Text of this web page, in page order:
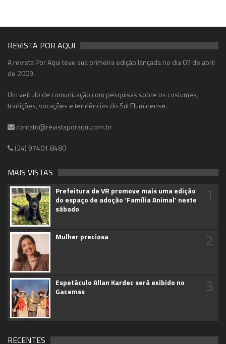
REVISTA POR AQUI
A revista Por Aqui teve sua primeira edição lançada no dia 07 de abril
de 2009.
Um veículo de comunicação com pesquisas sobre os costumes,
tradições, vocações e tendências do Sul Fluminense.
contato@revistaporaqui.com.br
(24) 97401.8480
MAIS VISTAS
Prefeitura de VR promove mais uma edição
do espaço de adoção ‘Família Animal’ neste
sábado
1
Mulher preciosa 2
Espetáculo Allan Kardec será exibido no
Gacemss
3
RECENTES